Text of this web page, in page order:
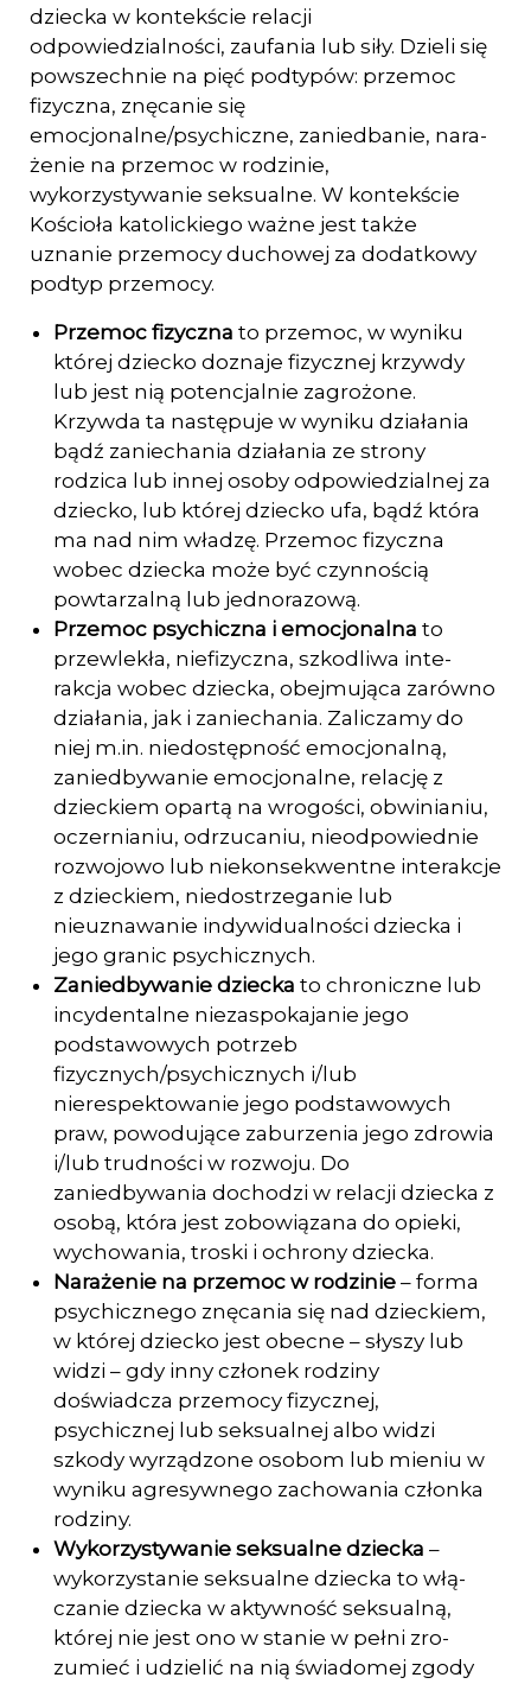
dziecka w kontekście re­lacji
odpowiedzialności, zaufania lub siły. Dzieli się
powszechnie na pięć podty­pów: przemoc
fizyczna, znęcanie się
emocjonalne/psychiczne, zaniedbanie, nara­
żenie na przemoc w rodzinie,
wykorzystywanie seksualne. W kontekście
Kościoła katolickiego ważne jest także
uznanie przemocy duchowej za dodatkowy
podtyp przemocy.
Przemoc fizyczna to przemoc, w wyniku
której dziecko doznaje fizycznej krzyw­dy
lub jest nią potencjalnie zagrożone.
Krzywda ta następuje w wyniku działa­nia
bądź zaniechania działania ze strony
rodzica lub innej osoby odpowiedzial­nej za
dziecko, lub której dziecko ufa, bądź która
ma nad nim władzę. Przemoc fizyczna
wobec dziecka może być czynnością
powtarzalną lub jednorazową.
Przemoc psychiczna i emocjonalna to
przewlekła, niefizyczna, szkodliwa inte­
rakcja wobec dziecka, obejmująca zarówno
działania, jak i zaniechania. Zalicza­my do
niej m.in. niedostępność emocjonalną,
zaniedbywanie emocjonalne, relację z
dzieckiem opartą na wrogości, obwinianiu,
oczernianiu, odrzucaniu, nieodpo­wiednie
rozwojowo lub niekonsekwentne interakcje
z dzieckiem, niedostrzega­nie lub
nieuznawanie indywidualności dziecka i
jego granic psychicznych.
Zaniedbywanie dziecka to chroniczne lub
incydentalne niezaspokajanie jego
podstawowych potrzeb
fizycznych/psychicznych i/lub
nierespektowanie jego podstawowych
praw, powodujące zaburzenia jego zdrowia
i/lub trudności w rozwoju. Do
zaniedbywania dochodzi w relacji dziecka z
osobą, która jest zo­bowiązana do opieki,
wychowania, troski i ochrony dziecka.
Narażenie na przemoc w rodzinie – forma
psychicznego znęcania się nad dziec­kiem,
w której dziecko jest obecne – słyszy lub
widzi – gdy inny członek rodziny
doświadcza przemocy fizycznej,
psychicznej lub seksualnej albo widzi
szkody wyrządzone osobom lub mieniu w
wyniku agresywnego zachowania członka
rodziny.
Wykorzystywanie seksualne dziecka –
wykorzystanie seksualne dziecka to włą­
czanie dziecka w aktywność seksualną,
której nie jest ono w stanie w pełni zro­
zumieć i udzielić na nią świadomej zgody